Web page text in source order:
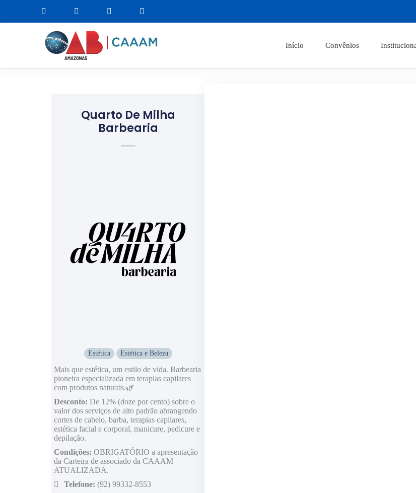
Início Convênios
Quarto De Milha
Barbearia
Estética Estética e Beleza
Mais que estética, um estilo de vida. Barbearia
pioneira especializada em terapias capilares
com produtos naturais.🌿
Desconto: De 12% (doze por cento) sobre o
valor dos serviços de alto padrão abrangendo
cortes de cabelo, barba, terapias capilares,
estética facial e corporal, manicure, pedicure e
depilação.
Condições: OBRIGATÓRIO a apresentação
da Carteira de associado da CAAAM
ATUALIZADA.
Telefone: (92) 99332-8553